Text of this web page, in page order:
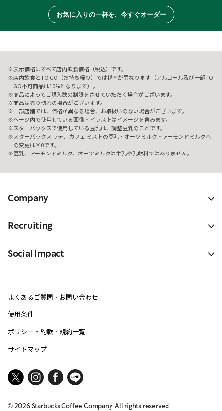
お気に入りの一杯を、今すぐオーダー
表示価格はすべて店内飲食価格（税込）です。
店内飲食とTO GO（お持ち帰り）では税率が異なります（アルコール及び一部TO
GO不可商品は10%となります）。
商品によってご購入数の制限をさせていただく場合がございます。
商品は売り切れの場合がございます。
一部店舗では、価格が異なる場合、お取扱いのない場合がございます。
ページ内で使用している画像・イラストはイメージを含みます。
スターバックスで使用している豆乳は、調整豆乳のことです。
スターバックス ラテ、カフェ ミストの豆乳・オーツミルク・アーモンドミルクへ
の変更は￥0です。
豆乳、アーモンドミルク、オーツミルクは牛乳や乳飲料ではありません。
Company
Recruiting
Social Impact
よくあるご質問・お問い合わせ
使用条件
ポリシー・約款・規約一覧
サイトマップ
© 2026Starbucks Coffee Company. All rights reserved.